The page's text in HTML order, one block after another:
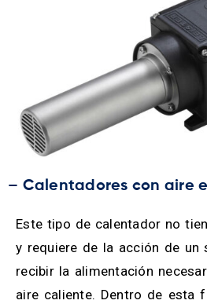
– Calentadores con aire
Este tipo de calentador no
y requiere de la acción de un
recibir la alimentación
aire caliente. Dentro de esta